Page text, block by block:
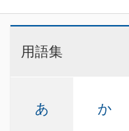
用語集
あ か